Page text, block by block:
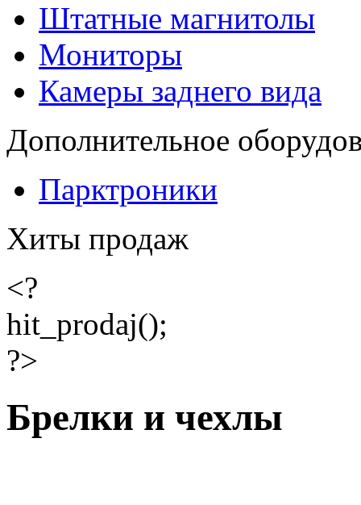
Штатные магнитолы
Мониторы
Камеры заднего вида
Дополнительное
Парктроники
Хиты продаж
<?
hit_prodaj();
?>
Брелки и чехлы